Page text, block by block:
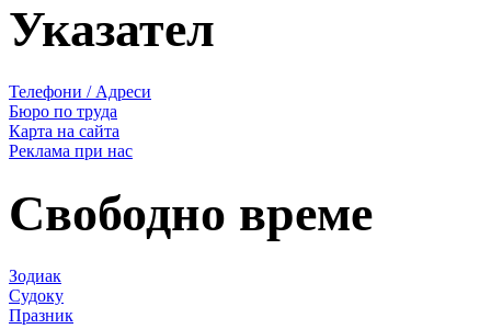
Указател
Телефони / Адреси
Бюро по труда
Карта на сайта
Реклама при нас
Свободно време
Зодиак
Судоку
Празник